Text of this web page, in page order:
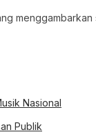
Nasional
Publik